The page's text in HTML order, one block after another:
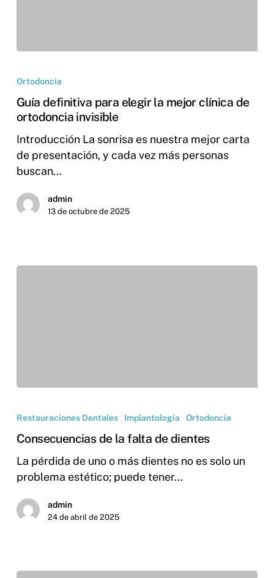
Ortodoncia
Guía definitiva para elegir la mejor clínica de
ortodoncia invisible
Introducción La sonrisa es nuestra mejor carta
de presentación, y cada vez más personas
buscan…
admin
13 de octubre de 2025
Restauraciones Dentales Implantología Ortodoncia
Consecuencias de la falta de dientes
La pérdida de uno o más dientes no es solo un
problema estético; puede tener…
admin
24 de abril de 2025